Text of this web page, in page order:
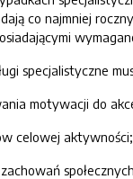
co najmniej
specjalistyczne
motywacji do
celowej aktywności;